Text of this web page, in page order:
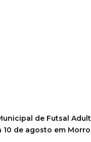
de Futsal
de agosto em